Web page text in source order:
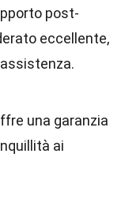
post-
eccellente,
una garanzia
ai